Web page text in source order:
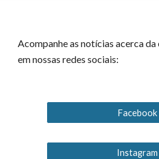
Acompanhe as notícias acerca
em nossas redes sociais:
Facebook
Instagram